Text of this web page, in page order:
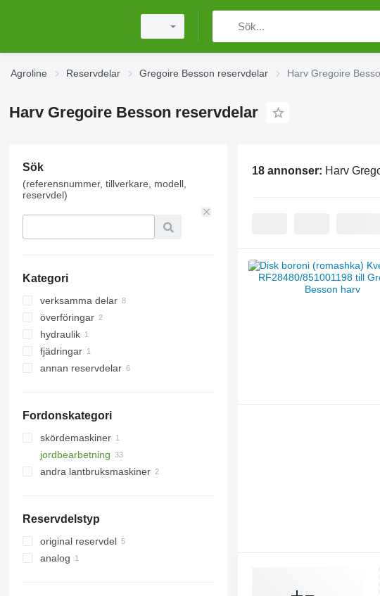
Agroline Reservdelar Gregoire Besson reservdelar Harv Gregoire
Harv Gregoire Besson reservdelar
Sök
(referensnummer, tillverkare, modell,
reservdel)
Kategori
verksamma delar
diskar
konsoler
harvtänder
plogbillar
överföringar
rullager
hydraulik
hydraulcylindrar
fjädringar
lager
annan reservdelar
Fordonskategori
skördemaskiner
jordbearbetning
harvar
andra lantbruksmaskiner
Reservdelstyp
original reservdel
analog
18 annonser: Harv